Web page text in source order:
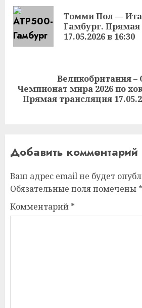
чтение
Томми Пол —
Гамбург. Прямая
17.05.2026 в 16:30
Следующая
запись:
Великобритания
Чемпионат мира 2026 по
Прямая трансляция
Добавить комментарий
Ваш адрес email не будет
Обязательные поля помечены *
Комментарий *